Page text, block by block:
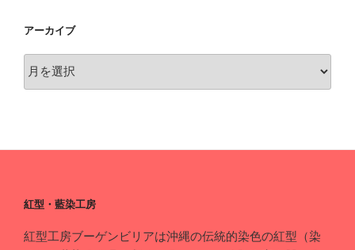
アーカイブ
ア
紅型・藍染工房
紅型工房ブーゲンビリアは沖縄の伝統的染色の紅型（染